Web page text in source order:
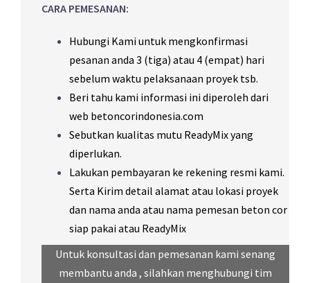
CARA PEMESANAN:
Hubungi Kami untuk mengkonfirmasi
pesanan anda 3 (tiga) atau 4 (empat) hari
sebelum waktu pelaksanaan proyek tsb.
Beri tahu kami informasi ini diperoleh dari
web betoncorindonesia.com
Sebutkan kualitas mutu ReadyMixyang
diperlukan.
Lakukan pembayaran ke rekening resmi kami.
Serta Kirim detail alamat atau lokasi proyek
dan nama anda atau nama pemesan beton cor
siap pakai atau ReadyMix
Untuk konsultasi dan pemesanan kami senang
membantu anda , silahkan menghubungi tim